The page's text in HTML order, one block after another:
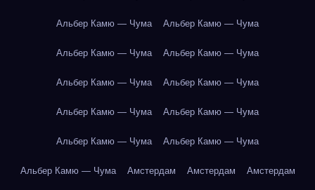
Альбер Камю — Чума Альбер Камю — Чума
Альбер Камю — Чума Альбер Камю — Чума
Альбер Камю — Чума Альбер Камю — Чума
Альбер Камю — Чума Альбер Камю — Чума
Альбер Камю — Чума Альбер Камю — Чума
Альбер Камю — Чума Амстердам Амстердам Амстердам